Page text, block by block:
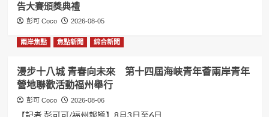
3
臺青活水匯入政協 青春力量助推兩岸
融合
告大賽頒獎典禮
彭可 Coco 2026-08-05
兩岸焦點 焦點新聞 綜合新聞
漫步十八城 青春向未來 第十四屆海峽青年薈兩岸青年
營地聯歡活動福州舉行
彭可 Coco 2026-08-06
【記者 彭可可/福州報導】8月3日至6日...